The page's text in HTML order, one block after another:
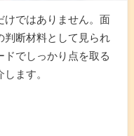
けではありません。面
判断材料として見られ
でしっかり点を取る
ます。